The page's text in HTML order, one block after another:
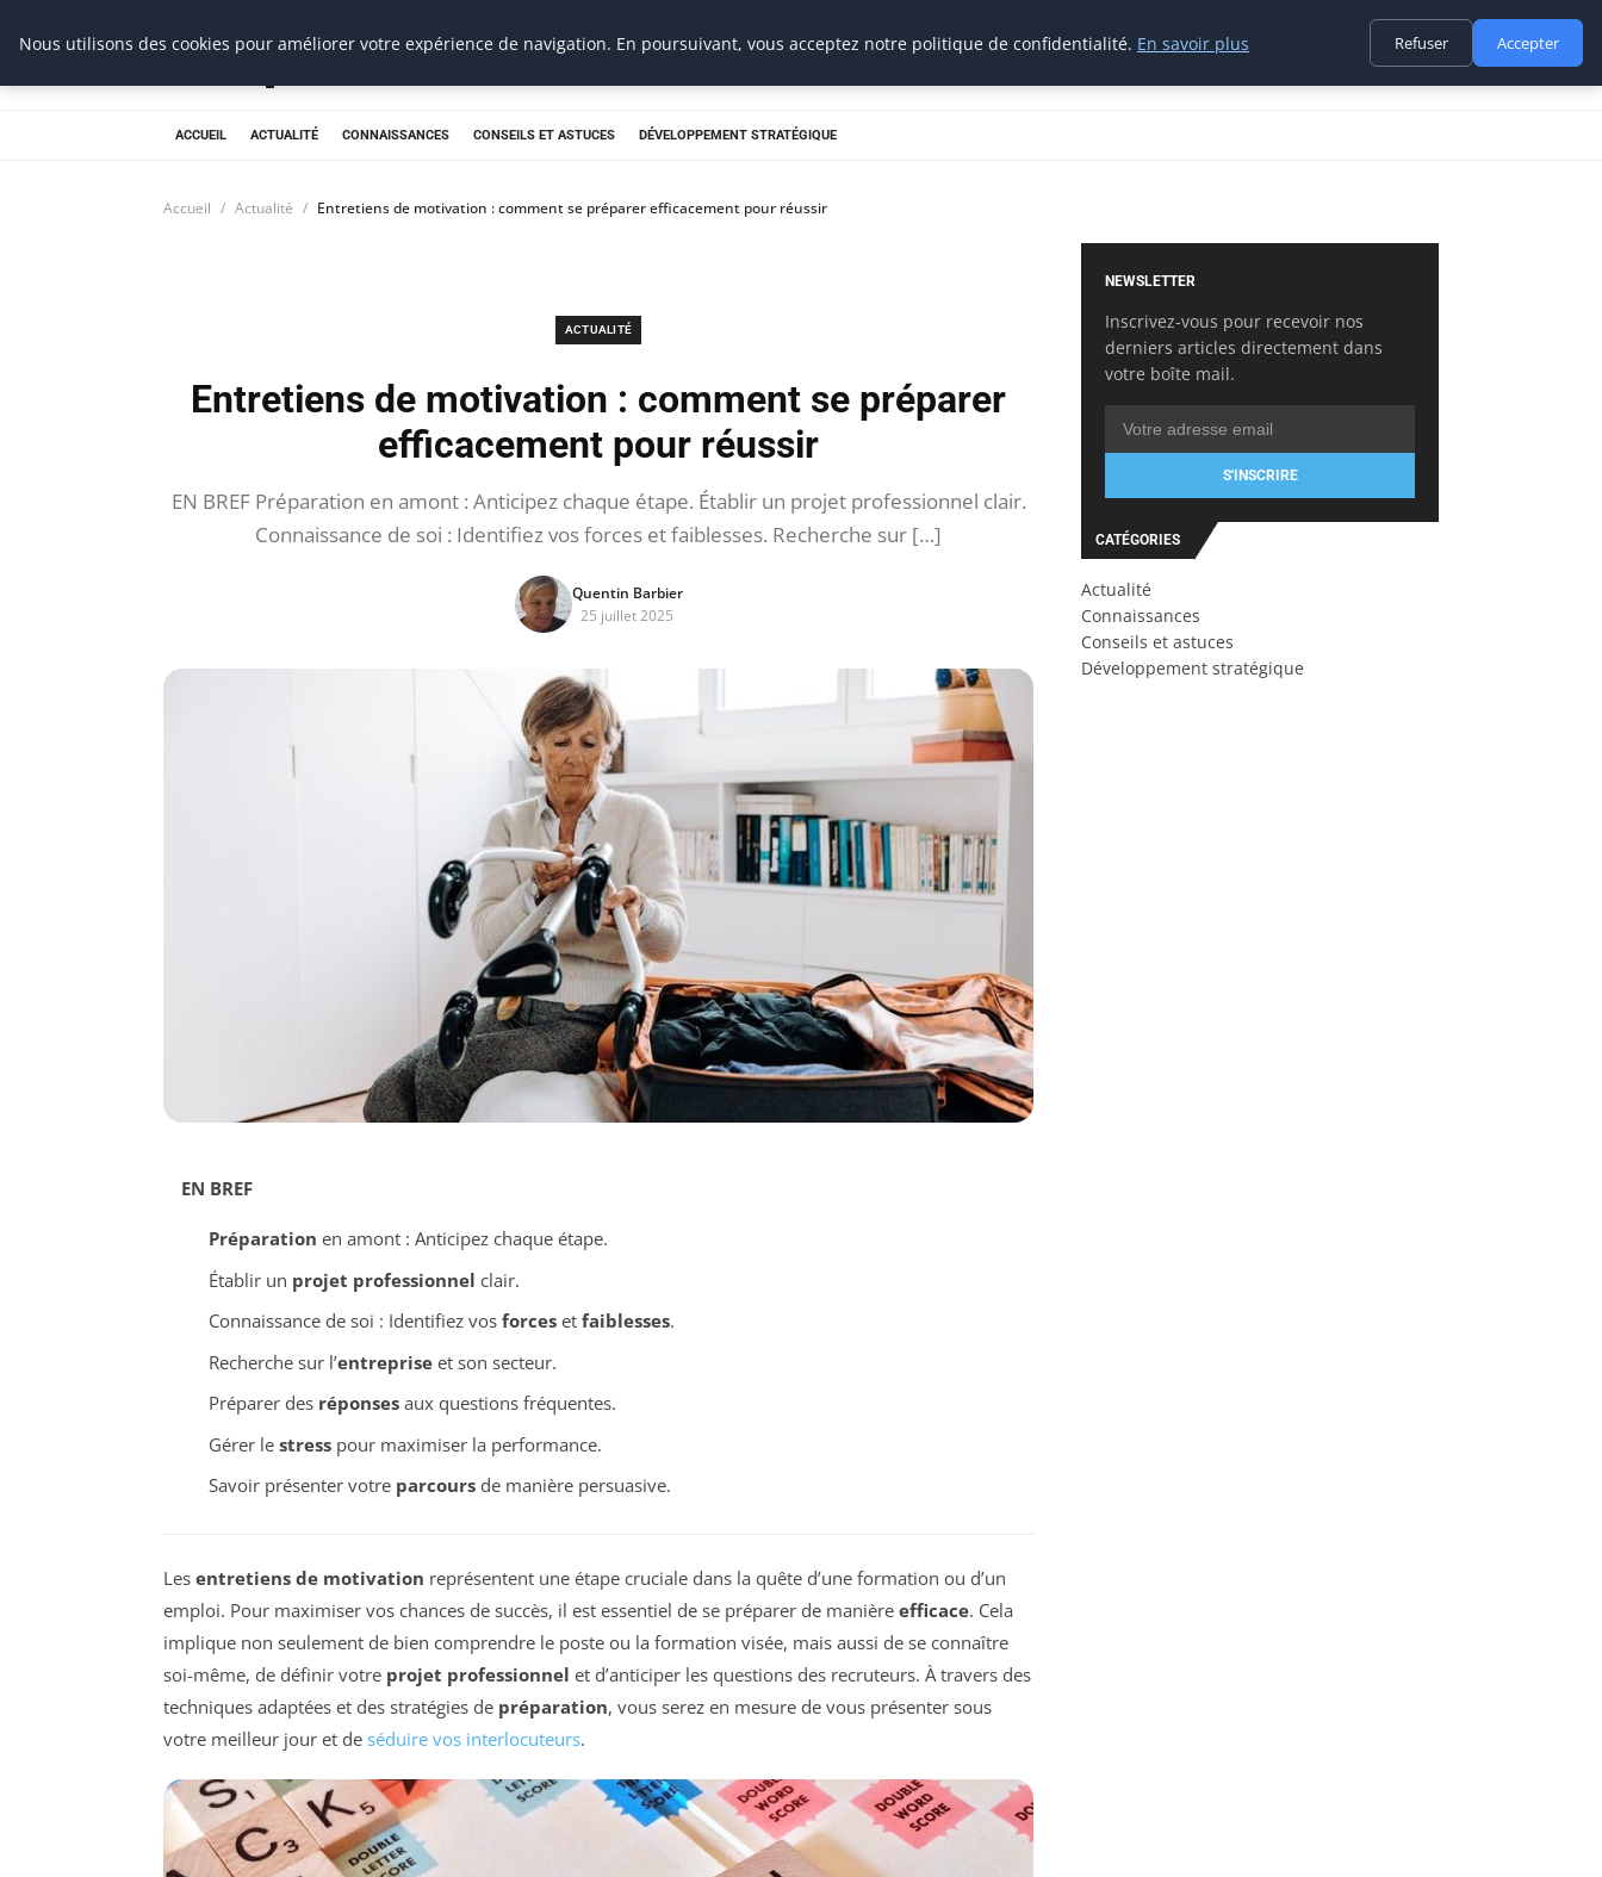
Prospection Pro
ACCUEIL ACTUALITÉ CONNAISSANCES CONSEILS ET ASTUCES DÉVELOPPEMENT STRATÉGIQUE
Accueil Actualité Entretiens de motivation : comment se préparer efficacement pour réussir
ACTUALITÉ
Entretiens de motivation : comment se préparer
efficacement pour réussir
EN BREF Préparation en amont : Anticipez chaque étape. Établir un projet professionnel clair.
Connaissance de soi : Identifiez vos forces et faiblesses. Recherche sur […]
Quentin Barbier
25 juillet 2025
EN BREF
Préparation en amont : Anticipez chaque étape.
Établir un projet professionnel clair.
Connaissance de soi : Identifiez vos forceset faiblesses.
Recherche sur l’entrepriseet son secteur.
Préparer des réponsesaux questions fréquentes.
Gérer le stresspour maximiser la performance.
Savoir présenter votre parcoursde manière persuasive.
Les entretiens de motivation représentent une étape cruciale dans la quête d’une formation ou d’un
emploi. Pour maximiser vos chances de succès, il est essentiel de se préparer de manière efficace. Cela
implique non seulement de bien comprendre le poste ou la formation visée, mais aussi de se connaître
soi-même, de définir votre projet professionnel et d’anticiper les questions des recruteurs. À travers des
techniques adaptées et des stratégies de préparation, vous serez en mesure de vous présenter sous
votre meilleur jour et de séduire vos interlocuteurs.
NEWSLETTER
Inscrivez-vous pour recevoir nos
derniers articles directement dans
votre boîte mail.
S'INSCRIRE
CATÉGORIES
Actualité
Connaissances
Conseils et astuces
Développement stratégique
Nous utilisons des cookies pour améliorer votre expérience de navigation. En poursuivant, vous acceptez notre politique de confidentialité. En savoir plus Refuser Accepter